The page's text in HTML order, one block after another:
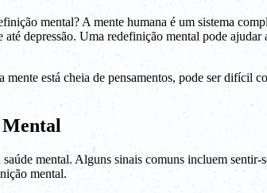
mental? A mente humana é um sistema
depressão. Uma redefinição mental pode
está cheia de pensamentos, pode ser difícil
Mental
mental. Alguns sinais comuns incluem
mental.